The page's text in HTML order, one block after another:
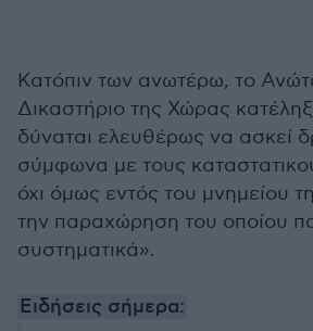
Κατόπιν των ανωτέρω, το
Δικαστήριο της Χώρας
δύναται ελευθέρως να ασκεί
σύμφωνα με τους
όχι όμως εντός του μνημείου
την παραχώρηση του οποίου
συστηματικά».
Ειδήσεις σήμερα: